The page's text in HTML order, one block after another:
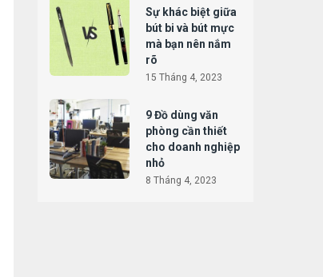
Sự khác biệt giữa
bút bi và bút mực
mà bạn nên nắm
rõ
15 Tháng 4, 2023
9 Đồ dùng văn
phòng cần thiết
cho doanh nghiệp
nhỏ
8 Tháng 4, 2023